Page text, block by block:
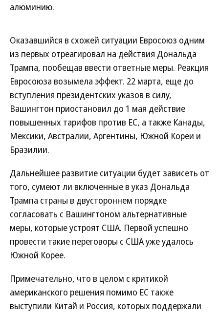
алюминию.
Оказавшийся в схожей ситуации Евросоюз одним
из первых отреагировал на действия Дональда
Трампа, пообещав ввести ответные меры. Реакция
Евросоюза возымела эффект. 22 марта, еще до
вступления президентских указов в силу,
Вашингтон приостановил до 1 мая действие
повышенных тарифов против ЕС, а также Канады,
Мексики, Австралии, Аргентины, Южной Кореи и
Бразилии.
Дальнейшее развитие ситуации будет зависеть от
того, сумеют ли включенные в указ Дональда
Трампа страны в двустороннем порядке
согласовать с Вашингтоном альтернативные
меры, которые устроят США. Первой успешно
провести такие переговоры с США уже удалось
Южной Корее.
Примечательно, что в целом с критикой
американского решения помимо ЕС также
выступили Китай и Россия, которых поддержали